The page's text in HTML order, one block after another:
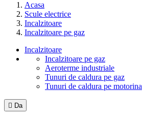
Acasa
Scule electrice
Incalzitoare
Incalzitoare pe gaz
Incalzitoare
Incalzitoare pe gaz
Aeroterme industriale
Tunuri de caldura pe gaz
Tunuri de caldura pe motorina
 Da